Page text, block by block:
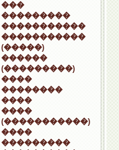
���
���������
�����������
�����������
(�����)
������
(���������)
����
��������
����
����
(�����������)
����
���������